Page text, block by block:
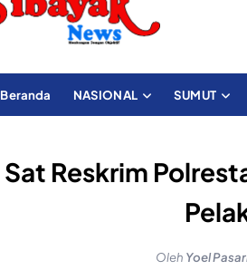
Beranda NASIONAL SUMUT
Sat Reskrim
Oleh Yoel